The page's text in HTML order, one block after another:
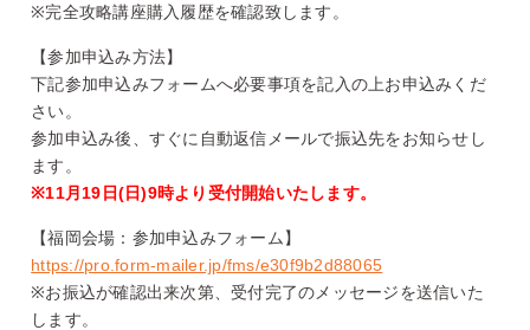
※完全攻略講座購入履歴を確認致します。
【参加申込み方法】
下記参加申込みフォームへ必要事項を記入の上お申込みくだ
さい。
参加申込み後、すぐに自動返信メールで振込先をお知らせし
ます。
※11月19日(日)9時より受付開始いたします。
【福岡会場：参加申込みフォーム】
https://pro.form-mailer.jp/fms/e30f9b2d88065
※お振込が確認出来次第、受付完了のメッセージを送信いた
します。